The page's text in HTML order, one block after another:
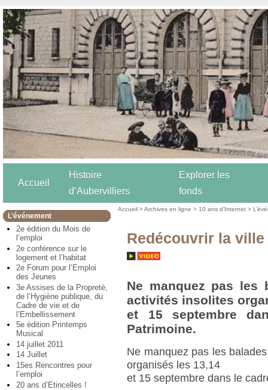
Accueil
Histoire
d’Aubervilliers
Explorer les
fonds
L’événement
2e édition du Mois de
l’emploi
2e conférence sur le
logement et l’habitat
2e Forum pour l’Emploi
des Jeunes
3e Assises de la Propreté,
de l’Hygiène publique, du
Cadre de vie et de
l’Embellissement
5e édition Printemps
Musical
14 juillet 2011
14 Juillet
15es Rencontres pour
l’emploi
20 ans d’Etincelles !
Accueil >Archives en ligne > 10 ans d’Internet >
Redécouvrir la ville
Ne manquez pas les
activités insolites
et 15 septembre
Patrimoine.
Ne manquez pas les
organisés les 13,14
et 15 septembre dans le